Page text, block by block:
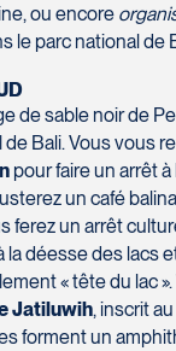
ou encore
le parc national de
de sable noir de
Bali. Vous vous
pour faire un arrêt
un café
ferez un arrêt
la déesse des lacs
« tête du lac
Jatiluwih, inscrit
forment un
- Bureau 20
/ 1-844-869-2439